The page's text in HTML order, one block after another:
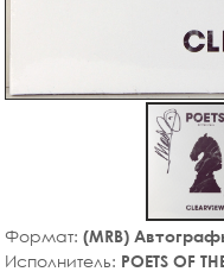
Формат: (MRB)
Исполнитель: POETS OF